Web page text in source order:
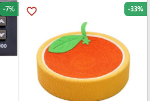
favorite_border -33%
-7%